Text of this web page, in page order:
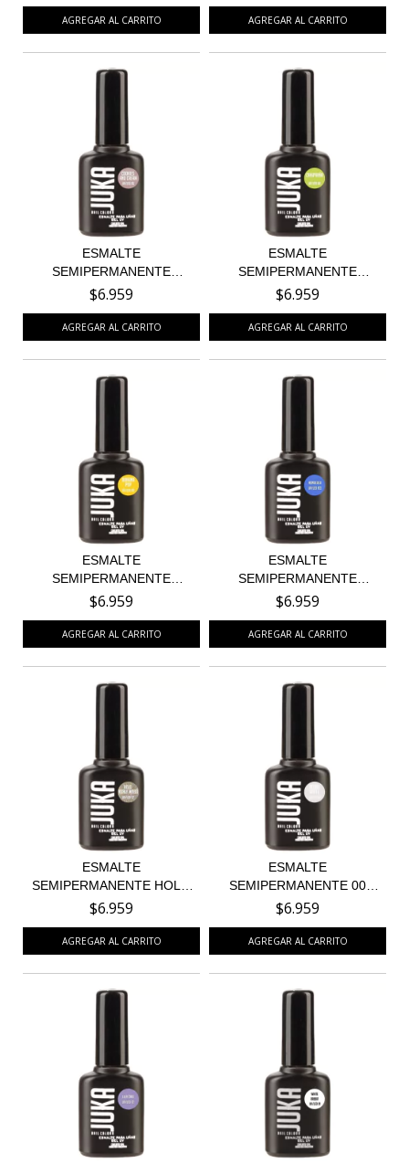
ESMALTE
SEMIPERMANENTE
COOKIES AND CREAM...
$6.959
ESMALTE
SEMIPERMANENTE
CAIPIRINA 69
$6.959
ESMALTE
SEMIPERMANENTE
BANANA POP 03
$6.959
ESMALTE
SEMIPERMANENTE
HONOLULU 103
$6.959
ESMALTE
SEMIPERMANENTE HOLO
BURLY WOOD 5...
$6.959
ESMALTE
SEMIPERMANENTE 00
ULTRA WHITE BL...
$6.959